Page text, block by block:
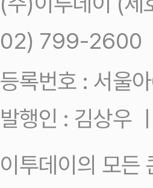
02) 799-2600
등록번호 : 서울
발행인 : 김상우
이투데이의 모든